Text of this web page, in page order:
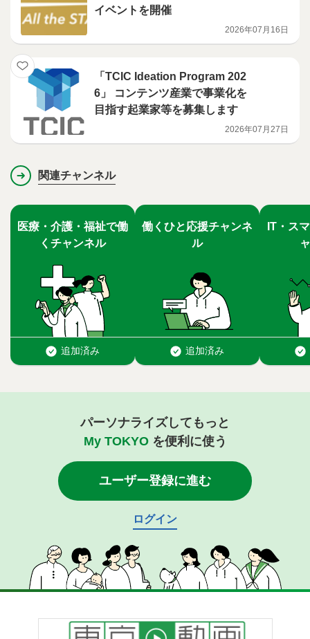
イベントを開催
2026年07月16日
「TCIC Ideation Program 202
6」 コンテンツ産業で事業化を
目指す起業家等を募集します
2026年07月27日
関連チャンネル
パーソナライズしてもっと
My TOKYOを便利に使う
ユーザー登録に進む
ログイン